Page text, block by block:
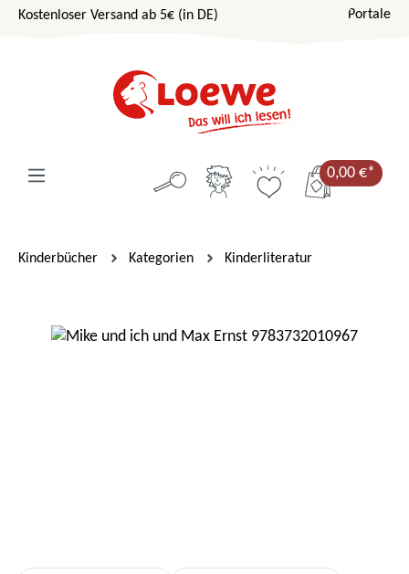
Zum Hauptinhalt springen
Kostenloser Versand ab 5€ (in DE) Portale
0,00 €*
Kinderbücher Kategorien Kinderliteratur
Bildergalerie überspringen